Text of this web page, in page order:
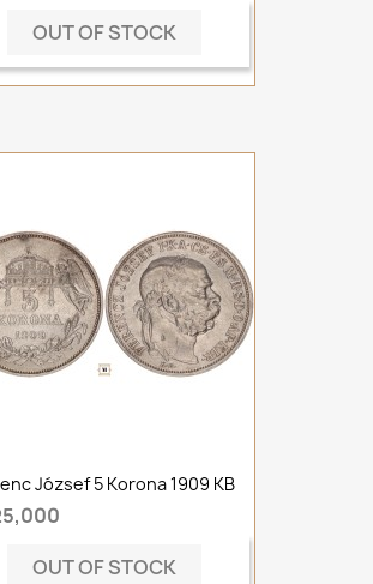
OUT OF STOCK
József 5 Korona 1909 KB
OUT OF STOCK